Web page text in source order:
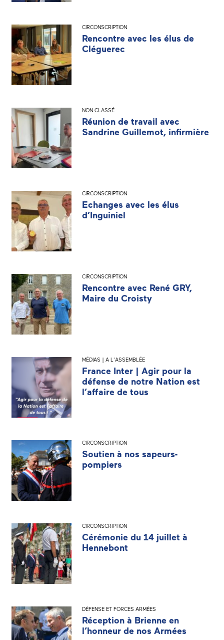
CIRCONSCRIPTION
Rencontre avec les élus de
Cléguerec
NON CLASSÉ
Réunion de travail avec
Sandrine Guillemot, infirmière
CIRCONSCRIPTION
Echanges avec les élus
d’Inguiniel
CIRCONSCRIPTION
Rencontre avec René GRY,
Maire du Croisty
MÉDIAS | A L'ASSEMBLÉE
France Inter | Agir pour la
défense de notre Nation est
l’affaire de tous
CIRCONSCRIPTION
Soutien à nos sapeurs-
pompiers
CIRCONSCRIPTION
Cérémonie du 14 juillet à
Hennebont
DÉFENSE ET FORCES ARMÉES
Réception à Brienne en
l’honneur de nos Armées